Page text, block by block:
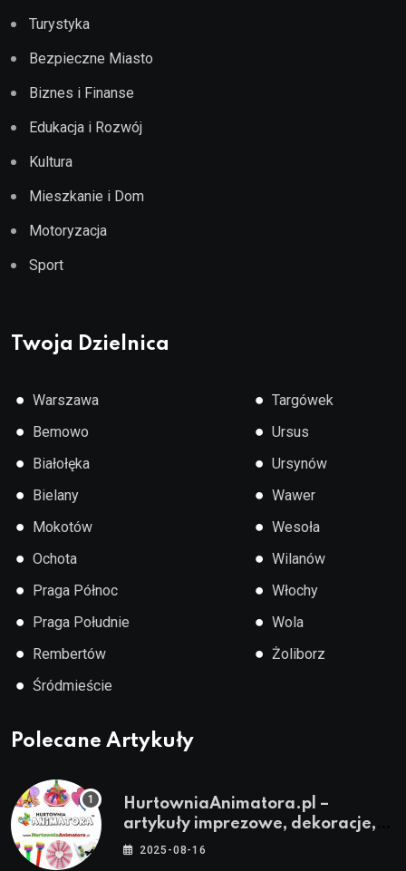
Turystyka
Bezpieczne Miasto
Biznes i Finanse
Edukacja i Rozwój
Kultura
Mieszkanie i Dom
Motoryzacja
Sport
Twoja Dzielnica
● Warszawa
● Bemowo
● Białołęka
● Bielany
● Mokotów
● Ochota
● Praga Północ
● Praga Południe
● Rembertów
● Śródmieście
● Targówek
● Ursus
● Ursynów
● Wawer
● Wesoła
● Wilanów
● Włochy
● Wola
● Żoliborz
Polecane Artykuły
HurtowniaAnimatora.pl –
artykuły imprezowe, dekoracje,
stroje i akcesoria dla animatorów
2025-08-16